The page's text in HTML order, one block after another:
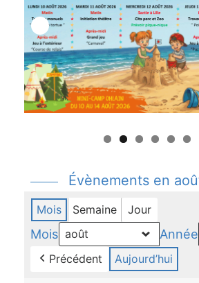
Évènements en
Mois Semaine Jour
Mois Année
Précédent Aujourd’hui